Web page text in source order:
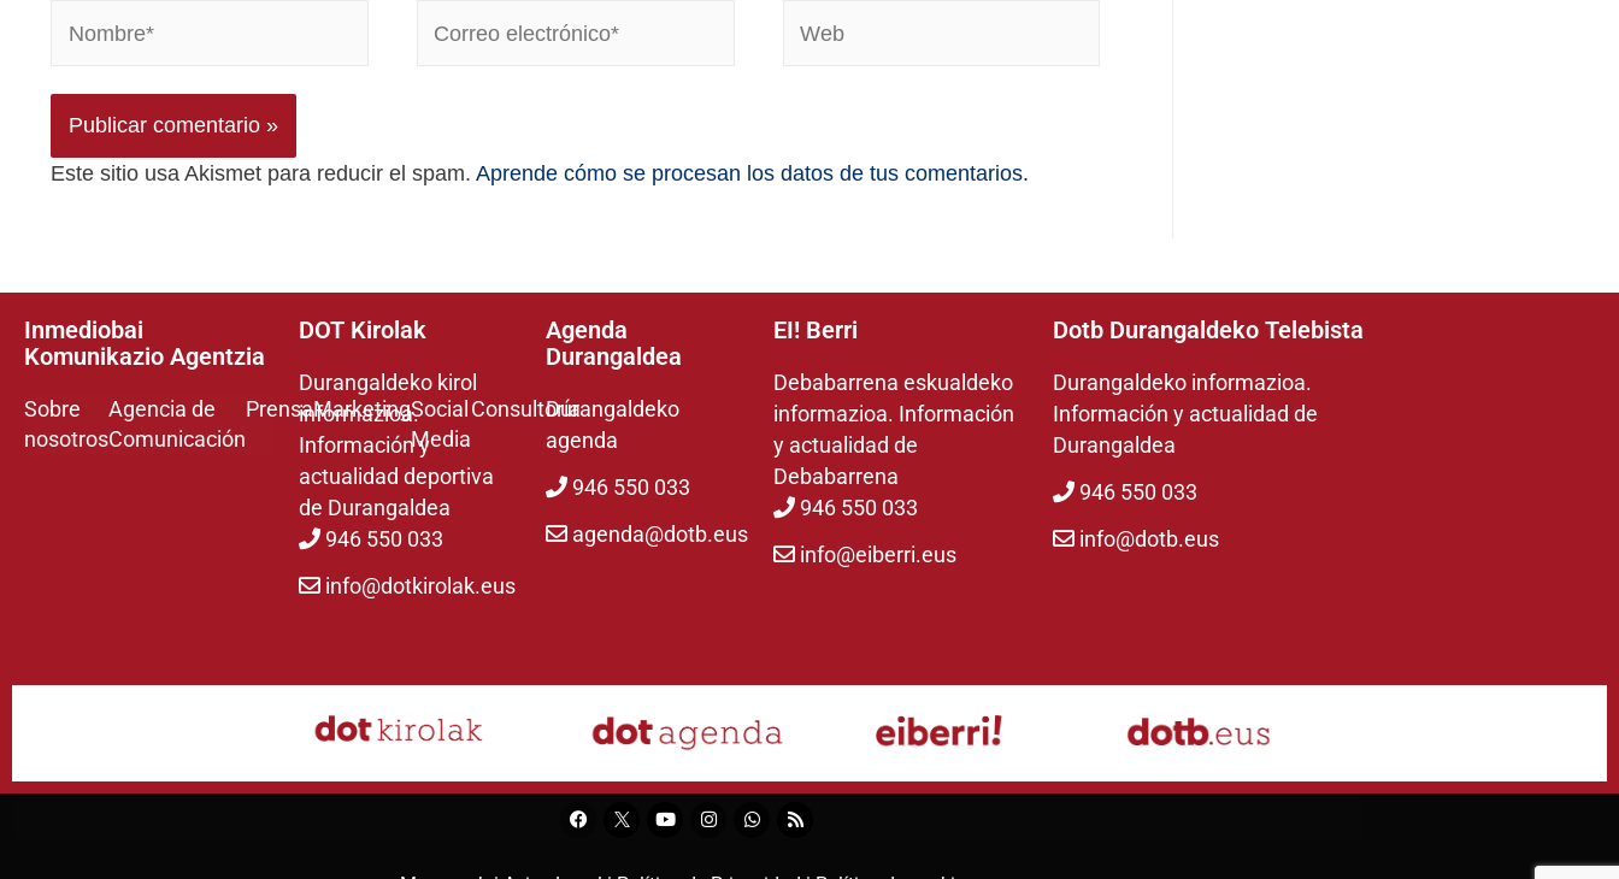
Este sitio usa Akismet para reducir el spam. Aprende cómo se procesan los datos de tus comentarios.
Inmediobai
Komunikazio Agentzia
Sobre
nosotros
Agencia de
Comunicación
PrensaMarketingSocial
Media
Consultoría
DOT Kirolak
Durangaldeko kirol
informazioa.
Información y
actualidad deportiva
de Durangaldea
946 550 033
info@dotkirolak.eus
Agenda
Durangaldea
Durangaldeko
agenda
946 550 033
agenda@dotb.eus
EI! Berri
Debabarrena eskualdeko
informazioa. Información
y actualidad de
Debabarrena
946 550 033
info@eiberri.eus
Dotb Durangaldeko Telebista
Durangaldeko informazioa.
Información y actualidad de
Durangaldea
946 550 033
info@dotb.eus